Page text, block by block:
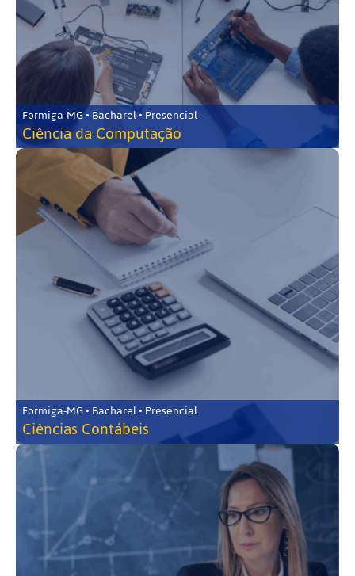
Formiga-MG • Bacharel • Presencial
Ciência da Computação
Formiga-MG • Bacharel • Presencial
Ciências Contábeis